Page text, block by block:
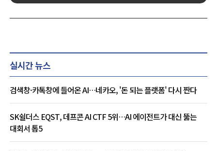
실시간 뉴스
검색창·카톡창에 들어온 AI…네카오, '돈 되는 플랫폼' 다시 짠다
SK쉴더스 EQST, 데프콘 AI CTF 5위…AI 에이전트가 대신 뚫는
대회서 톱5